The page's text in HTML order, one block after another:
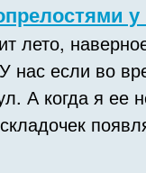
лето,
нас если во
А когда я ее